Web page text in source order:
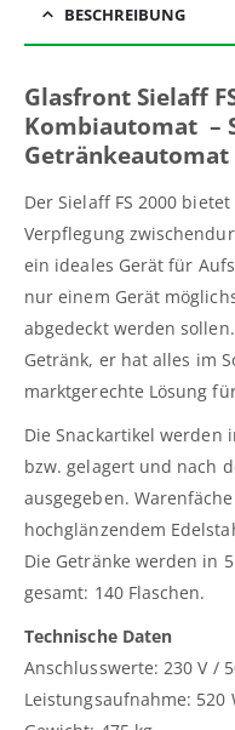
BESCHREIBUNG
Glasfront Sielaff
Kombiautomat –
Getränkeautomat
Der Sielaff FS 2000
Verpflegung
ein ideales Gerät für
nur einem Gerät
abgedeckt werden
Getränk, er hat alles im
marktgerechte Lösung
Die Snackartikel werden
bzw. gelagert und nach
ausgegeben.
hochglänzendem
Die Getränke werden in
gesamt: 140 Flaschen.
Technische Daten
Anschlusswerte: 230 V /
Leistungsaufnahme: 520